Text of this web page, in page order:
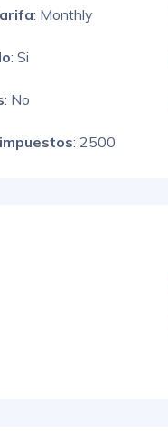
: Monthly
: Si
: No
: 2500